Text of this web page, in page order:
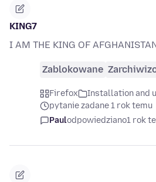
KING7
I AM THE KING OF
Zablokowane
Firefox
Installation and
pytanie zadane 1 rok temu
Paulodpowiedziano1 rok